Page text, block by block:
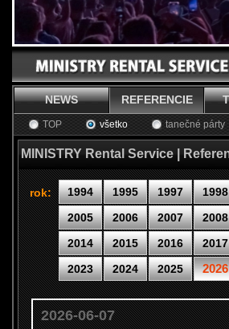
NEWS REFERENCIE
TOP všetko tanečné párty
MINISTRY Rental Service |
rok: 1994 1995 1997 1998
2005
2006 2007 2008
2014
2015 2016 2017
2023
2024 2025 2026
2026-06-07